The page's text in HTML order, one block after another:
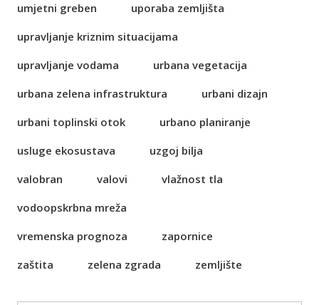
umjetni greben
uporaba zemljišta
upravljanje kriznim situacijama
upravljanje vodama
urbana vegetacija
urbana zelena infrastruktura
urbani dizajn
urbani toplinski otok
urbano planiranje
usluge ekosustava
uzgoj bilja
valobran
valovi
vlažnost tla
vodoopskrbna mreža
vremenska prognoza
zapornice
zaštita
zelena zgrada zemljište